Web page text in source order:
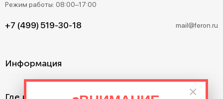
×
Режим работы: 08:00–17:00
+7 (499) 519-30-18 mail@feron.ru
Информация